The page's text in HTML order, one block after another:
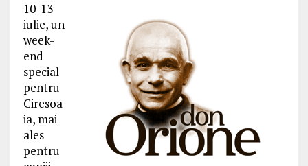
10-13
iulie, un
week-
end
special
pentru
Ciresoa
ia, mai
ales
pentru